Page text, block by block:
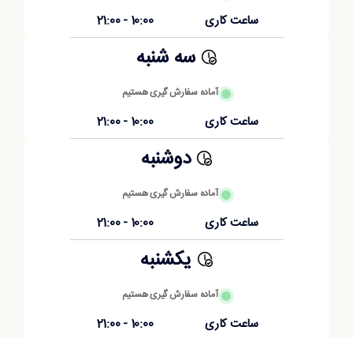
ساعت کاری 10:00 - 21:00
سه شنبه
آماده سفارش گیری هستیم
ساعت کاری 10:00 - 21:00
دوشنبه
آماده سفارش گیری هستیم
ساعت کاری 10:00 - 21:00
یکشنبه
آماده سفارش گیری هستیم
ساعت کاری 10:00 - 21:00